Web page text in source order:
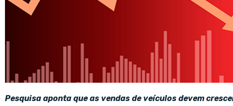
Pesquisa aponta que as vendas de veículos devem